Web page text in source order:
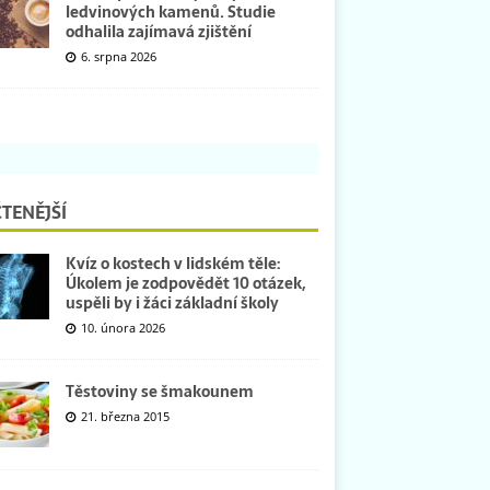
ledvinových kamenů. Studie
odhalila zajímavá zjištění
6. srpna 2026
Kvíz o kostech v lidském těle:
Úkolem je zodpovědět 10 otázek,
uspěli by i žáci základní školy
10. února 2026
Těstoviny se šmakounem
21. března 2015